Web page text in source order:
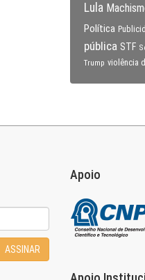
Lula
Política
pública STF
Trump violência
ASSINAR
Apoio